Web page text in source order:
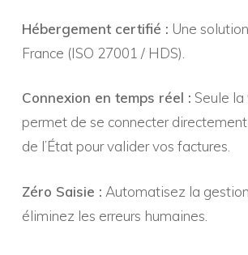
Hébergement certifié : Une
France (ISO 27001 / HDS).
Connexion en temps réel : Seule la
permet de se connecter
de l’État pour valider vos factures.
Zéro Saisie : Automatisez la
éliminez les erreurs humaines.